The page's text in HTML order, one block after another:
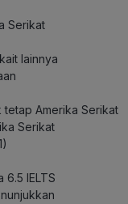
Serikat
lainnya
Amerika Serikat
Serikat
6.5 IELTS